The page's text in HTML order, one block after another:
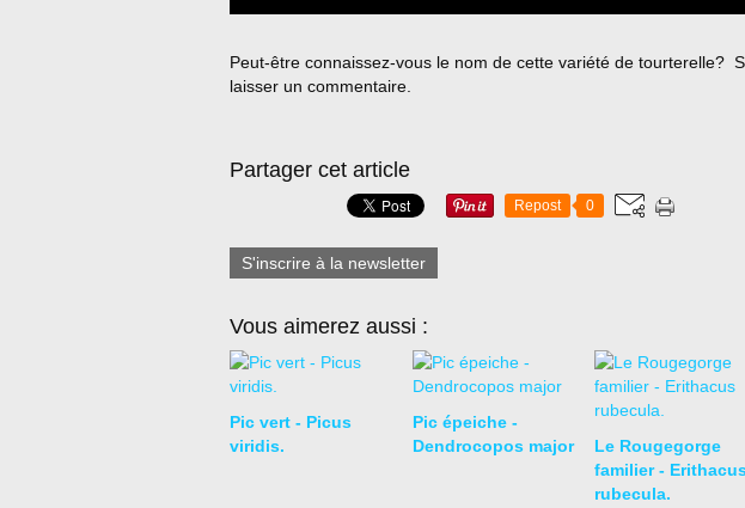
Peut-être connaissez-vous le nom de cette variété de tourterelle?
laisser un commentaire.
Partager cet article
Repost 0
S'inscrire à la newsletter
Vous aimerez aussi :
Pic vert - Picus
viridis.
Pic épeiche -
Dendrocopos major
Le Rougegorge
familier -
rubecula.